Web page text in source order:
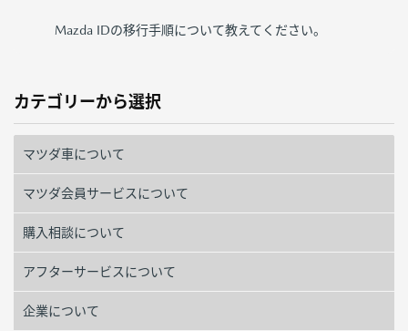
Mazda IDの移行手順について教えてください。
カテゴリーから選択
マツダ車について
マツダ会員サービスについて
購入相談について
アフターサービスについて
企業について